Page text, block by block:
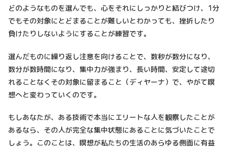
どのようなものを選んでも、心をそれにしっかりと結びつけ、1分
でもその対象にとどまることが難しいとわかっても、挫折したり
負けたりしないようにすることが練習です。
選んだものに繰り返し注意を向けることで、数秒が数分になり、
数分が数時間になり、集中力が強まり、長い時間、安定して途切
れることなくその対象に留まること（ディヤーナ）で、やがて瞑
想へと変わっていくのです。
もしあなたが、ある技術で本当にエリートな人を観察したことが
あるなら、その人が完全な集中状態にあることに気づいたことで
しょう。このことは、瞑想が私たちの生活のあらゆる側面に有益